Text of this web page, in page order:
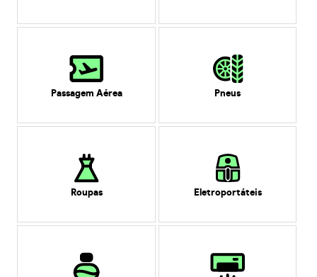
Passagem Aérea Pneus
Roupas Eletroportáteis